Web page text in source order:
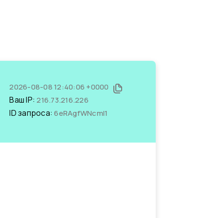
2026-08-08 12:40:06 +0000
Ваш IP:216.73.216.226
ID запроса:6eRAgfWNcmI1